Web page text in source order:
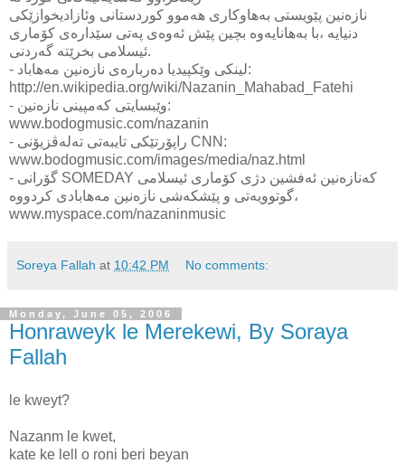
نازه‌نین پێویستی‌ به‌هاوكاری‌ هه‌موو كوردستانی‌ وئازادیخوازێكی‌
دنیایه‌ ،با به‌هانایه‌وه‌ بچین پێش ئه‌وه‌ی‌ په‌تی‌ سێداره‌ی‌ كۆماری‌
ئیسلامی‌ بخرێته‌ گه‌ردنی‌.
- لینكی‌ وێكپیدیا ده‌رباره‌ی‌ نازه‌نین مه‌هاباد:
http://en.wikipedia.org/wiki/Nazanin_Mahabad_Fatehi
- وێبسایتی‌ كه‌مپینی‌ نازه‌نین:
www.bodogmusic.com/nazanin
- راپۆرتێكی‌ تایبه‌تی‌ ته‌له‌ڤزیۆنی CNN:
www.bodogmusic.com/images/media/naz.html
- گۆرانی SOMEDAY كه‌نازه‌نین ئه‌فشین دژی‌ كۆماری‌ ئیسلامی‌
گوتوویه‌تی‌ و پێشكه‌شی‌ نازه‌نین مه‌هابادی‌ كردووه،
www.myspace.com/nazaninmusic
Soreya Fallah at 10:42 PM No comments:
Monday, June 05, 2006
Honraweyk le Merekewi, By Soraya
Fallah
le kweyt?
Nazanm le kwet,
kate ke lell o roni beri beyan